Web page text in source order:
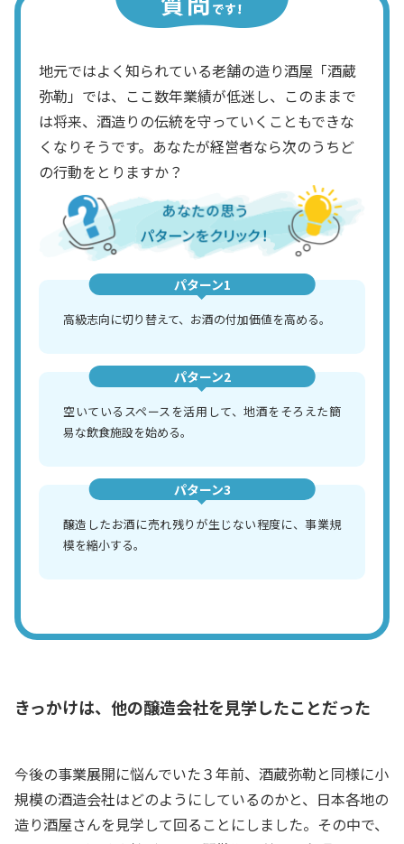
地元ではよく知られている老舗の造り酒屋「酒蔵
弥勒」では、ここ数年業績が低迷し、このままで
は将来、酒造りの伝統を守っていくこともできな
くなりそうです。あなたが経営者なら次のうちど
の行動をとりますか？
パターン1
高級志向に切り替えて、お酒の付加価値を高める。
パターン2
空いているスペースを活用して、地酒をそろえた簡
易な飲食施設を始める。
パターン3
醸造したお酒に売れ残りが生じない程度に、事業規
模を縮小する。
きっかけは、他の醸造会社を見学したことだった
今後の事業展開に悩んでいた３年前、酒蔵弥勒と同様に小
規模の酒造会社はどのようにしているのかと、日本各地の
造り酒屋さんを見学して回ることにしました。その中で、